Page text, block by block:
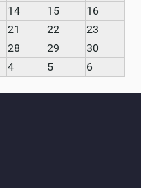
14 15
16
21 22
23
28 29
30
4 5 6